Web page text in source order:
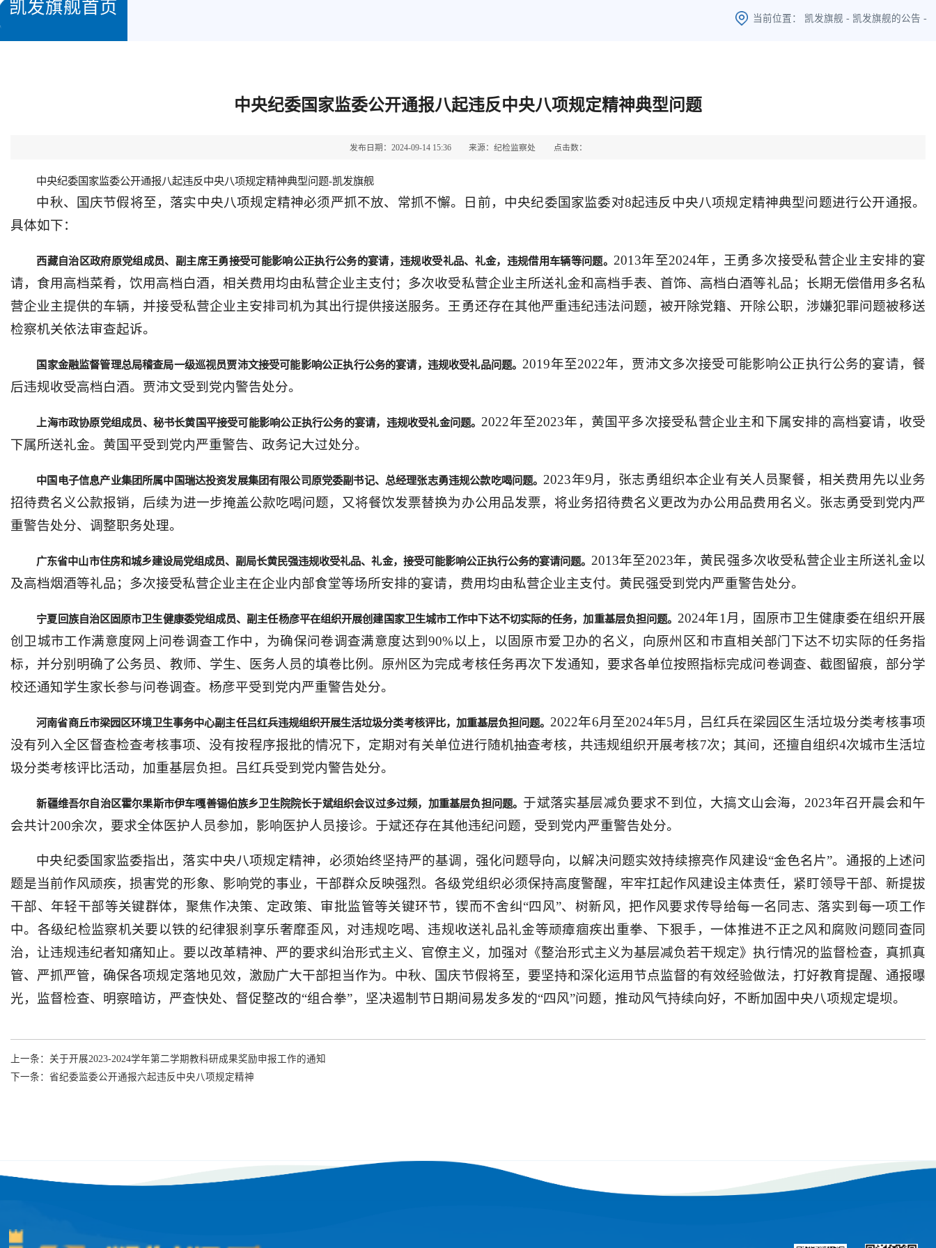
凯发旗舰首页
当前位置： 凯发旗舰 - 凯发旗舰的公告 -
中央纪委国家监委公开通报八起违反中央八项规定精神典型问题
发布日期：2024-09-14 15:36 来源：纪检监察处 点击数：
中央纪委国家监委公开通报八起违反中央八项规定精神典型问题-凯发旗舰
中秋、国庆节假将至，落实中央八项规定精神必须严抓不放、常抓不懈。日前，中央纪委国家监委对8起违反中央八项规定精神典型问题进行公开通报。
具体如下：
西藏自治区政府原党组成员、副主席王勇接受可能影响公正执行公务的宴请，违规收受礼品、礼金，违规借用车辆等问题。 2013年至2024年，王勇多次接受私营企业主安排的宴
请，食用高档菜肴，饮用高档白酒，相关费用均由私营企业主支付；多次收受私营企业主所送礼金和高档手表、首饰、高档白酒等礼品；长期无偿借用多名私
营企业主提供的车辆，并接受私营企业主安排司机为其出行提供接送服务。王勇还存在其他严重违纪违法问题，被开除党籍、开除公职，涉嫌犯罪问题被移送
检察机关依法审查起诉。
国家金融监督管理总局稽查局一级巡视员贾沛文接受可能影响公正执行公务的宴请，违规收受礼品问题。 2019年至2022年，贾沛文多次接受可能影响公正执行公务的宴请，餐
后违规收受高档白酒。贾沛文受到党内警告处分。
上海市政协原党组成员、秘书长黄国平接受可能影响公正执行公务的宴请，违规收受礼金问题。 2022年至2023年，黄国平多次接受私营企业主和下属安排的高档宴请，收受
下属所送礼金。黄国平受到党内严重警告、政务记大过处分。
中国电子信息产业集团所属中国瑞达投资发展集团有限公司原党委副书记、总经理张志勇违规公款吃喝问题。 2023年9月，张志勇组织本企业有关人员聚餐，相关费用先以业务
招待费名义公款报销，后续为进一步掩盖公款吃喝问题，又将餐饮发票替换为办公用品发票，将业务招待费名义更改为办公用品费用名义。张志勇受到党内严
重警告处分、调整职务处理。
广东省中山市住房和城乡建设局党组成员、副局长黄民强违规收受礼品、礼金，接受可能影响公正执行公务的宴请问题。 2013年至2023年，黄民强多次收受私营企业主所送礼金以
及高档烟酒等礼品；多次接受私营企业主在企业内部食堂等场所安排的宴请，费用均由私营企业主支付。黄民强受到党内严重警告处分。
宁夏回族自治区固原市卫生健康委党组成员、副主任杨彦平在组织开展创建国家卫生城市工作中下达不切实际的任务，加重基层负担问题。 2024年1月，固原市卫生健康委在组织开展
创卫城市工作满意度网上问卷调查工作中，为确保问卷调查满意度达到90%以上，以固原市爱卫办的名义，向原州区和市直相关部门下达不切实际的任务指
标，并分别明确了公务员、教师、学生、医务人员的填卷比例。原州区为完成考核任务再次下发通知，要求各单位按照指标完成问卷调查、截图留痕，部分学
校还通知学生家长参与问卷调查。杨彦平受到党内严重警告处分。
河南省商丘市梁园区环境卫生事务中心副主任吕红兵违规组织开展生活垃圾分类考核评比，加重基层负担问题。 2022年6月至2024年5月，吕红兵在梁园区生活垃圾分类考核事项
没有列入全区督查检查考核事项、没有按程序报批的情况下，定期对有关单位进行随机抽查考核，共违规组织开展考核7次；其间，还擅自组织4次城市生活垃
圾分类考核评比活动，加重基层负担。吕红兵受到党内警告处分。
新疆维吾尔自治区霍尔果斯市伊车嘎善锡伯族乡卫生院院长于斌组织会议过多过频，加重基层负担问题。 于斌落实基层减负要求不到位，大搞文山会海，2023年召开晨会和午
会共计200余次，要求全体医护人员参加，影响医护人员接诊。于斌还存在其他违纪问题，受到党内严重警告处分。
中央纪委国家监委指出，落实中央八项规定精神，必须始终坚持严的基调，强化问题导向，以解决问题实效持续擦亮作风建设“金色名片”。通报的上述问
题是当前作风顽疾，损害党的形象、影响党的事业，干部群众反映强烈。各级党组织必须保持高度警醒，牢牢扛起作风建设主体责任，紧盯领导干部、新提拔
干部、年轻干部等关键群体，聚焦作决策、定政策、审批监管等关键环节，锲而不舍纠“四风”、树新风，把作风要求传导给每一名同志、落实到每一项工作
中。各级纪检监察机关要以铁的纪律狠刹享乐奢靡歪风，对违规吃喝、违规收送礼品礼金等顽瘴痼疾出重拳、下狠手，一体推进不正之风和腐败问题同查同
治，让违规违纪者知痛知止。要以改革精神、严的要求纠治形式主义、官僚主义，加强对《整治形式主义为基层减负若干规定》执行情况的监督检查，真抓真
管、严抓严管，确保各项规定落地见效，激励广大干部担当作为。中秋、国庆节假将至，要坚持和深化运用节点监督的有效经验做法，打好教育提醒、通报曝
光，监督检查、明察暗访，严查快处、督促整改的“组合拳”，坚决遏制节日期间易发多发的“四风”问题，推动风气持续向好，不断加固中央八项规定堤坝。
上一条： 关于开展2023-2024学年第二学期教科研成果奖励申报工作的通知
下一条： 省纪委监委公开通报六起违反中央八项规定精神